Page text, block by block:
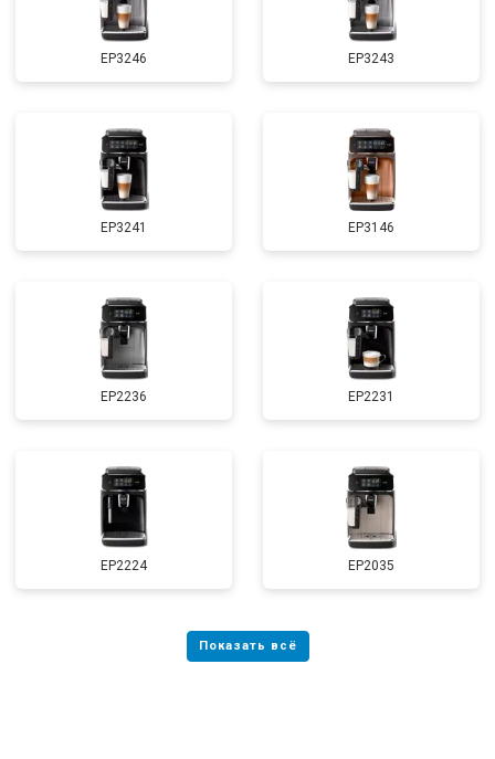
EP3246 EP3243
EP3241 EP3146
EP2236 EP2231
EP2224 EP2035